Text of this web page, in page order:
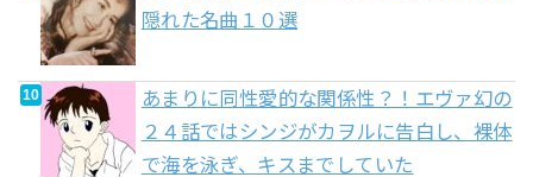
隠れた名曲１０選
あまりに同性愛的な関係性？！エヴァ幻の
２４話ではシンジがカヲルに告白し、裸体
で海を泳ぎ、キスまでしていた